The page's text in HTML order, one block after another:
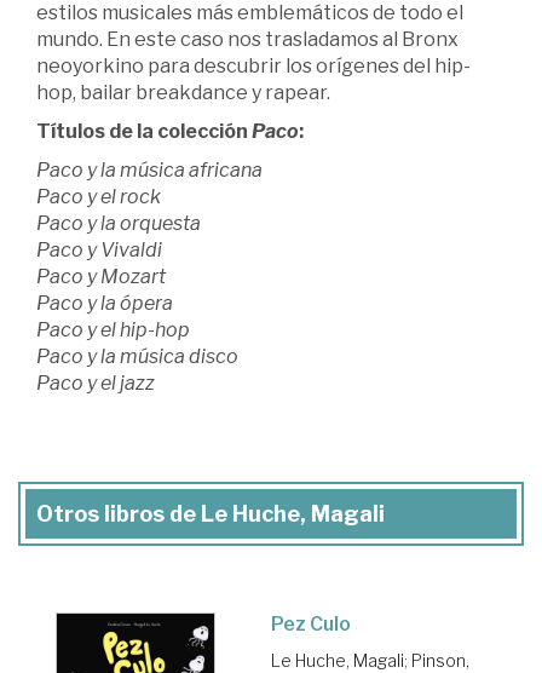
estilos musicales más emblemáticos de todo el
mundo. En este caso nos trasladamos al Bronx
neoyorkino para descubrir los orígenes del hip-
hop, bailar breakdance y rapear.
Títulos de la colección Paco:
Paco y la música africana
Paco y el rock
Paco y la orquesta
Paco y Vivaldi
Paco y Mozart
Paco y la ópera
Paco y el hip-hop
Paco y la música disco
Paco y el jazz
Otros libros de Le Huche, Magali
Pez Culo
Le Huche, Magali; Pinson,